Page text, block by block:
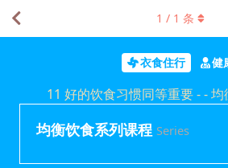
衣食住行 健
11 好的饮食习惯同等重要 - -
均衡饮食系列课程 Series
1 / 1 条